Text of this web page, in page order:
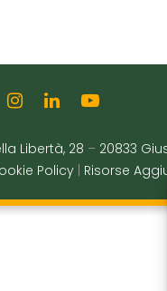
Libertà, 28 – 20833
Policy Risorse